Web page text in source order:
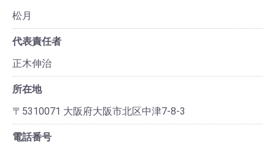
松月
代表責任者
正木伸治
所在地
〒5310071 大阪府大阪市北区中津7-8-3
電話番号